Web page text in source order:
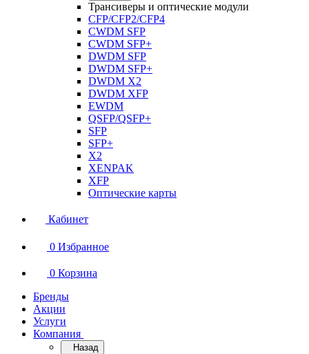
Трансиверы и оптические модули
CFP/CFP2/CFP4
CWDM SFP
CWDM SFP+
DWDM SFP
DWDM SFP+
DWDM X2
DWDM XFP
EWDM
QSFP/QSFP+
SFP
SFP+
X2
XENPAK
XFP
Оптические карты
Кабинет
0 Избранное
0 Корзина
Бренды
Акции
Услуги
Компания
Назад